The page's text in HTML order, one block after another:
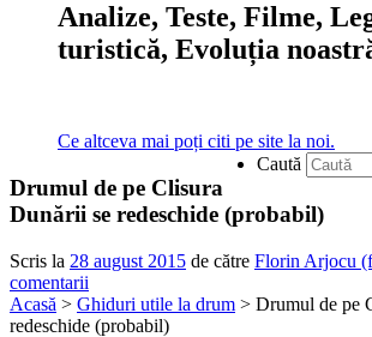
Analize, Teste, Filme,
turistică, Evoluția
Ce altceva mai poți citi pe site la noi.
Caută
Drumul de pe Clisura
Dunării se redeschide (probabil)
Scris la 28 august 2015 de către Florin Arjocu
comentarii
Acasă > Ghiduri utile la drum > Drumul de pe
redeschide (probabil)